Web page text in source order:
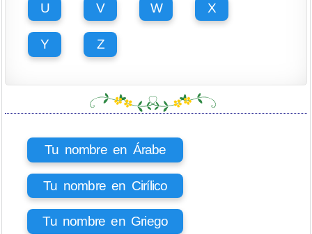
U V W X
Y Z
Tu nombre en Árabe
Tu nombre en Cirílico
Tu nombre en Griego